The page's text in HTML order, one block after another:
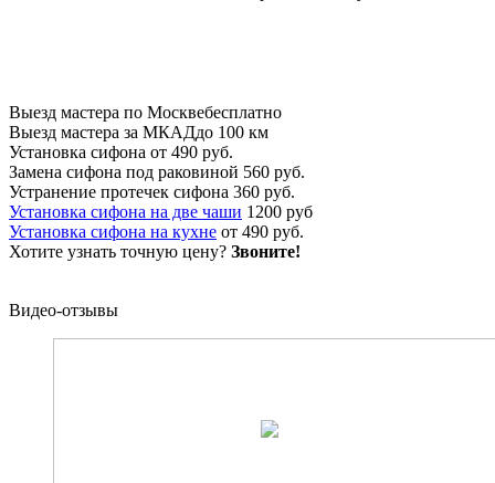
Выезд мастера по Москвебесплатно
Выезд мастера за МКАДдо 100 км
Установка сифона от 490 руб.
Замена сифона под раковиной 560 руб.
Устранение протечек сифона 360 руб.
Установка сифона на две чаши 1200 руб
Установка сифона на кухне от 490 руб.
Хотите узнать точную цену? Звоните!
Видео-отзывы